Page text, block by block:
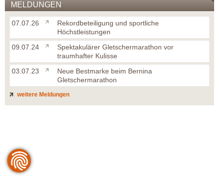
MELDUNGEN
07.07.26
Rekordbeteiligung und sportliche
Höchstleistungen
09.07.24
Spektakulärer Gletschermarathon vor
traumhafter Kulisse
03.07.23
Neue Bestmarke beim Bernina
Gletschermarathon
weitere Meldungen